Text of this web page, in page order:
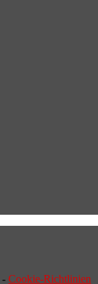
- Cookie-Richtlinien